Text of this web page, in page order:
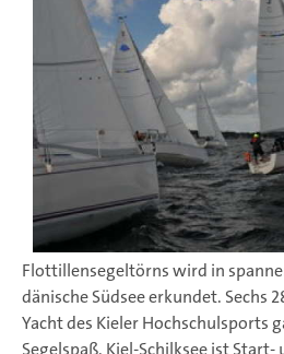
Flottillensegeltörns wird in
dänische Südsee erkundet. Sechs
Yacht des Kieler Hochschulsports
Segelspaß. Kiel-Schilksee ist Start-